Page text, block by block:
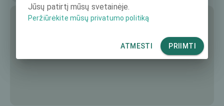
Jūsų patirtį mūsų svetainėje.
Peržiūrėkite mūsų privatumo politiką
ATMESTI PRIIMTI